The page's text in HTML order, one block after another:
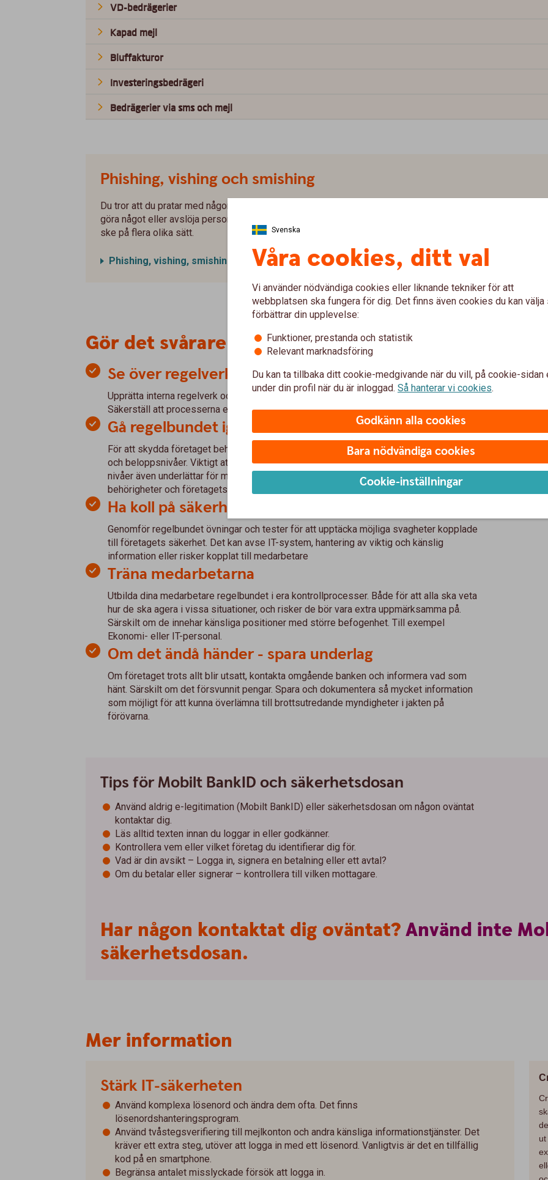
VD-bedrägerier
Kapad mejl
Bluffakturor
Investeringsbedrägeri
Bedrägerier via sms och mejl
Phishing, vishing och smishing
Du tror att du pratar med någon du känner eller ett välkänt företag. I stället blir du lurad att
göra något eller avslöja personlig information. Detta kallas för Social Engineering och kan
ske på flera olika sätt.
Phishing, vishing, smishing
Gör det svårare för bedragarna
Se över regelverk och kontrollprocesser
Upprätta interna regelverk och kontrollprocesser för att stärka företagets säkerhet.
Säkerställ att processerna efterlevs och gör regelbundna stickprov.
Gå regelbundet igenom behörigheter och behov
För att skydda företaget behövs en regelbunden översyn av både ekonomibehörigheter
och beloppsnivåer. Viktigt att dessa speglar företagets behov eftersom allt för generösa
nivåer även underlättar för möjliga bedragare. Se därför med regelbundenhet över
behörigheter och företagets behov. Allt för att ligga steget före.
Ha koll på säkerhetsbrister
Genomför regelbundet övningar och tester för att upptäcka möjliga svagheter kopplade
till företagets säkerhet. Det kan avse IT-system, hantering av viktig och känslig
information eller risker kopplat till medarbetare
Träna medarbetarna
Utbilda dina medarbetare regelbundet i era kontrollprocesser. Både för att alla ska veta
hur de ska agera i vissa situationer, och risker de bör vara extra uppmärksamma på.
Särskilt om de innehar känsliga positioner med större befogenhet. Till exempel
Ekonomi- eller IT-personal.
Om det ändå händer - spara underlag
Om företaget trots allt blir utsatt, kontakta omgående banken och informera vad som
hänt. Särskilt om det försvunnit pengar. Spara och dokumentera så mycket information
som möjligt för att kunna överlämna till brottsutredande myndigheter i jakten på
förövarna.
Tips för Mobilt BankID och säkerhetsdosan
Använd aldrig e-legitimation (Mobilt BankID) eller säkerhetsdosan om någon oväntat
kontaktar dig.
Läs alltid texten innan du loggar in eller godkänner.
Kontrollera vem eller vilket företag du identifierar dig för.
Vad är din avsikt – Logga in, signera en betalning eller ett avtal?
Om du betalar eller signerar – kontrollera till vilken mottagare.
Har någon kontaktat dig oväntat?Använd inte
säkerhetsdosan.
Mer information
Stärk IT-säkerheten
Använd komplexa lösenord och ändra dem ofta. Det finns
lösenordshanteringsprogram.
Använd tvåstegsverifiering till mejlkonton och andra känsliga informationstjänster. Det
kräver ett extra steg, utöver att logga in med ett lösenord. Vanligtvis är det en tillfällig
kod på en smartphone.
Begränsa antalet misslyckade försök att logga in.
Svenska
Våra cookies, ditt val
Vi använder nödvändiga cookies eller liknande tekniker för att
webbplatsen ska fungera för dig. Det finns även cookies du kan välja
förbättrar din upplevelse:
Funktioner, prestanda och statistik
Relevant marknadsföring
Du kan ta tillbaka ditt cookie-medgivande när du vill, på cookie-sidan
under din profil när du är inloggad. Så hanterar vi cookies.
Godkänn alla cookies
Bara nödvändiga cookies
Cookie-inställningar